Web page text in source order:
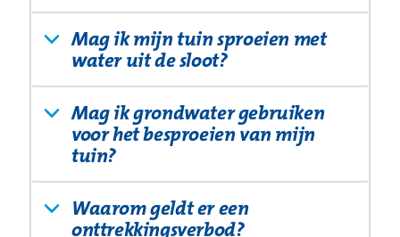
Mag ik mijn tuin sproeien met
water uit de sloot?
Mag ik grondwater gebruiken
voor het besproeien van mijn
tuin?
Waarom geldt er een
onttrekkingsverbod?